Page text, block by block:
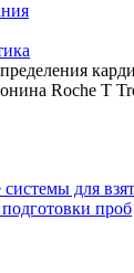
Roche Т
для
проб